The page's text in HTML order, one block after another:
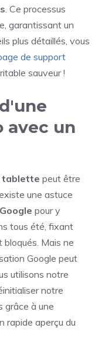
. Ce processus
garantissant un
plus détaillés, vous
de support
sauveur !
avec un
tablette peut être
une astuce
pour y
tous été, fixant
Mais ne
Google peut
utilisons notre
notre
grâce à une
rapide aperçu du